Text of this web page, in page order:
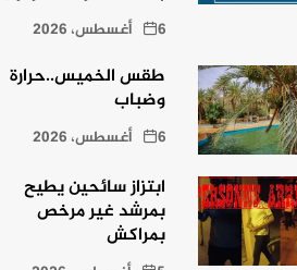
6 أغسطس، 2026
طقس الخميس..حرارة
وضباب
6 أغسطس، 2026
ابتزاز سائحين يطيح
بمرشد غير مرخص
بمراكش